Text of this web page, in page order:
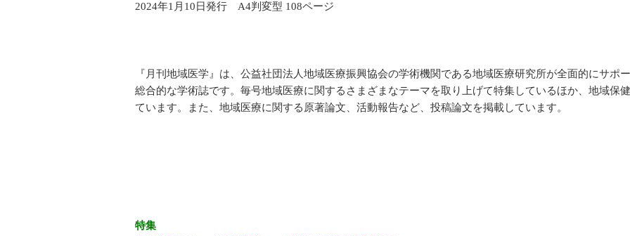
2024年1月10日発行 A4判変型 108ページ
『月刊地域医学』は、公益社団法人地域医療振興協会の学術機関である地域医療研究所が全面的にサポ
総合的な学術誌です。毎号地域医療に関するさまざまなテーマを取り上げて特集しているほか、地域保
ています。また、地域医療に関する原著論文、活動報告など、投稿論文を掲載しています。
特集